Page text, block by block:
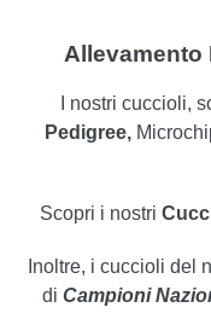
Allevamento
I nostri cuccioli,
Pedigree,
Scopri i nostri
Inoltre, i cuccioli del
di Campioni